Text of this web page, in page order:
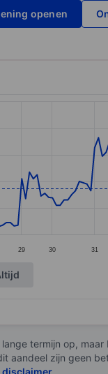
openen
29 30 31
termijn op,
aandeel zijn geen
disclaimer.